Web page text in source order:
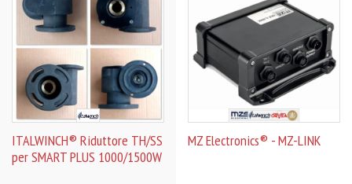
ITALWINCH® Riduttore TH/SS
per SMART PLUS 1000/1500W
MZ Electronics® - MZ-LINK